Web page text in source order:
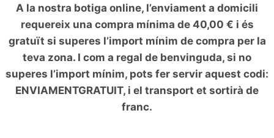
A la nostra botiga online, l’enviament a domicili
requereix una compra mínima de 40,00 € i és
gratuït si superes l’import mínim de compra per la
teva zona. I com a regal de benvinguda, si no
superes l’import mínim, pots fer servir aquest codi:
ENVIAMENTGRATUIT, i el transport et sortirà de
franc.